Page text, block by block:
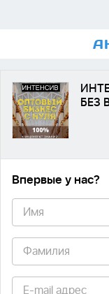
БЕЗ
Впервые у нас?